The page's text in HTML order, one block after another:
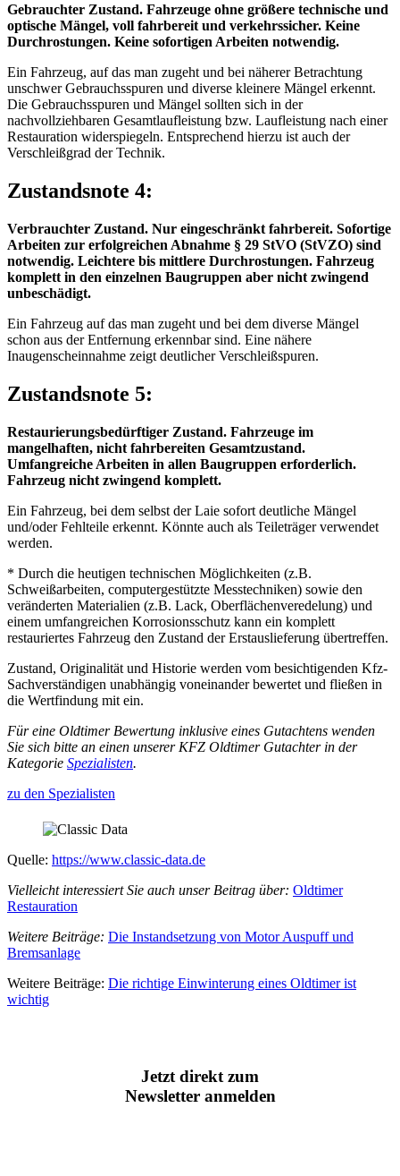
Gebrauchter Zustand. Fahrzeuge ohne größere technische und
optische Mängel, voll fahrbereit und verkehrssicher. Keine
Durchrostungen. Keine sofortigen Arbeiten notwendig.
Ein Fahrzeug, auf das man zugeht und bei näherer Betrachtung
unschwer Gebrauchsspuren und diverse kleinere Mängel erkennt.
Die Gebrauchsspuren und Mängel sollten sich in der
nachvollziehbaren Gesamtlaufleistung bzw. Laufleistung nach einer
Restauration widerspiegeln. Entsprechend hierzu ist auch der
Verschleißgrad der Technik.
Zustandsnote 4:
Verbrauchter Zustand. Nur eingeschränkt fahrbereit. Sofortige
Arbeiten zur erfolgreichen Abnahme § 29 StVO (StVZO) sind
notwendig. Leichtere bis mittlere Durchrostungen. Fahrzeug
komplett in den einzelnen Baugruppen aber nicht zwingend
unbeschädigt.
Ein Fahrzeug auf das man zugeht und bei dem diverse Mängel
schon aus der Entfernung erkennbar sind. Eine nähere
Inaugenscheinnahme zeigt deutlicher Verschleißspuren.
Zustandsnote 5:
Restaurierungsbedürftiger Zustand. Fahrzeuge im
mangelhaften, nicht fahrbereiten Gesamtzustand.
Umfangreiche Arbeiten in allen Baugruppen erforderlich.
Fahrzeug nicht zwingend komplett.
Ein Fahrzeug, bei dem selbst der Laie sofort deutliche Mängel
und/oder Fehlteile erkennt. Könnte auch als Teileträger verwendet
werden.
* Durch die heutigen technischen Möglichkeiten (z.B.
Schweißarbeiten, computergestützte Messtechniken) sowie den
veränderten Materialien (z.B. Lack, Oberflächenveredelung) und
einem umfangreichen Korrosionsschutz kann ein komplett
restauriertes Fahrzeug den Zustand der Erstauslieferung übertreffen.
Zustand, Originalität und Historie werden vom besichtigenden Kfz-
Sachverständigen unabhängig voneinander bewertet und fließen in
die Wertfindung mit ein.
Für eine Oldtimer Bewertung inklusive eines Gutachtens wenden
Sie sich bitte an einen unserer KFZ Oldtimer Gutachter in der
Kategorie Spezialisten.
zu den Spezialisten
Quelle: https://www.classic-data.de
Vielleicht interessiert Sie auch unser Beitrag über: Oldtimer
Restauration
Weitere Beiträge: Die Instandsetzung von Motor Auspuff und
Bremsanlage
Weitere Beiträge: Die richtige Einwinterung eines Oldtimer ist
wichtig
Jetzt direkt zum
Newsletter anmelden